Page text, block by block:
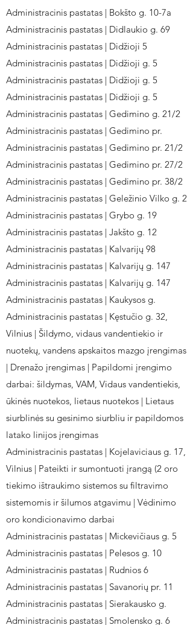
Administracinis pastatas | Bokšto g. 10-7a
Administracinis pastatas | Didlaukio g. 69
Administracinis pastatas | Didžioji 5
Administracinis pastatas | Didžioji g. 5
Administracinis pastatas | Didžioji g. 5
Administracinis pastatas | Didžioji g. 5
Administracinis pastatas | Gedimino g. 21/2
Administracinis pastatas | Gedimino pr.
Administracinis pastatas | Gedimino pr. 21/2
Administracinis pastatas | Gedimino pr. 27/2
Administracinis pastatas | Gedimino pr. 38/2
Administracinis pastatas | Geležinio Vilko g. 2
Administracinis pastatas | Grybo g. 19
Administracinis pastatas | Jakšto g. 12
Administracinis pastatas | Kalvarijų 98
Administracinis pastatas | Kalvarijų g. 147
Administracinis pastatas | Kalvarijų g. 147
Administracinis pastatas | Kaukysos g.
Administracinis pastatas | Kęstučio g. 32,
Vilnius | Šildymo, vidaus vandentiekio ir
nuotekų, vandens apskaitos mazgo įrengimas
| Drenažo įrengimas | Papildomi įrengimo
darbai: šildymas, VAM, Vidaus vandentiekis,
ūkinės nuotekos, lietaus nuotekos | Lietaus
siurblinės su gesinimo siurbliu ir papildomos
latako linijos įrengimas
Administracinis pastatas | Kojelaviciaus g. 17,
Vilnius | Pateikti ir sumontuoti įrangą (2 oro
tiekimo ištraukimo sistemos su filtravimo
sistemomis ir šilumos atgavimu | Vėdinimo
oro kondicionavimo darbai
Administracinis pastatas | Mickevičiaus g. 5
Administracinis pastatas | Pelesos g. 10
Administracinis pastatas | Rudnios 6
Administracinis pastatas | Savanorių pr. 11
Administracinis pastatas | Sierakausko g.
Administracinis pastatas | Smolensko g. 6